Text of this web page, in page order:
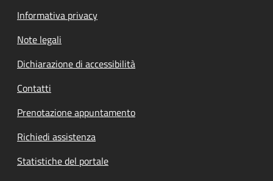
Informativa privacy
Note legali
Dichiarazione di accessibilità
Contatti
Prenotazione appuntamento
Richiedi assistenza
Statistiche del portale